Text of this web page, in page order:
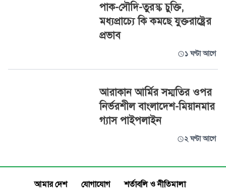
পাক-সৌদি-তুরস্ক চুক্তি,
মধ্যপ্রাচ্যে কি কমছে যুক্তরাষ্ট্রের
প্রভাব
১ ঘণ্টা আগে
আরাকান আর্মির সম্মতির ওপর
নির্ভরশীল বাংলাদেশ-মিয়ানমার
গ্যাস পাইপলাইন
২ ঘণ্টা আগে
আমার দেশ যোগাযোগ
শর্তাবলি ও নীতিমালা